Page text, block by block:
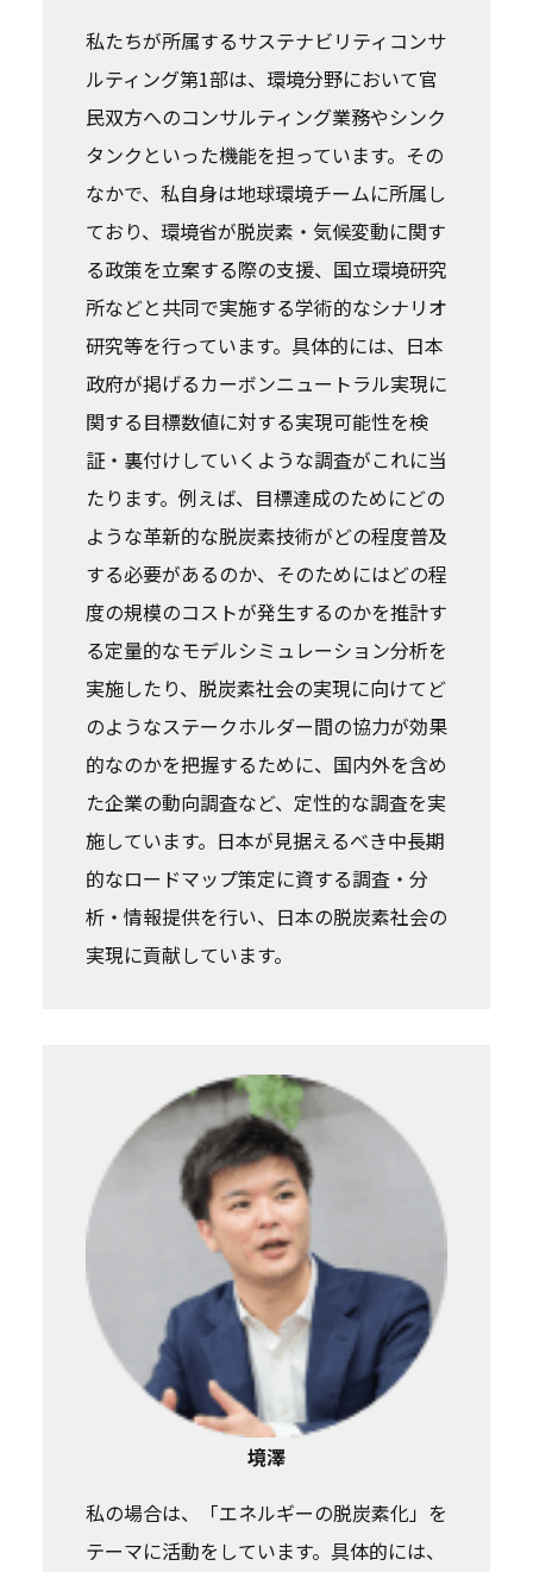
私たちが所属するサステナビリティコンサ
ルティング第1部は、環境分野において官
民双方へのコンサルティング業務やシンク
タンクといった機能を担っています。その
なかで、私自身は地球環境チームに所属し
ており、環境省が脱炭素・気候変動に関す
る政策を立案する際の支援、国立環境研究
所などと共同で実施する学術的なシナリオ
研究等を行っています。具体的には、日本
政府が掲げるカーボンニュートラル実現に
関する目標数値に対する実現可能性を検
証・裏付けしていくような調査がこれに当
たります。例えば、目標達成のためにどの
ような革新的な脱炭素技術がどの程度普及
する必要があるのか、そのためにはどの程
度の規模のコストが発生するのかを推計す
る定量的なモデルシミュレーション分析を
実施したり、脱炭素社会の実現に向けてど
のようなステークホルダー間の協力が効果
的なのかを把握するために、国内外を含め
た企業の動向調査など、定性的な調査を実
施しています。日本が見据えるべき中長期
的なロードマップ策定に資する調査・分
析・情報提供を行い、日本の脱炭素社会の
実現に貢献しています。
境澤
私の場合は、「エネルギーの脱炭素化」を
テーマに活動をしています。具体的には、